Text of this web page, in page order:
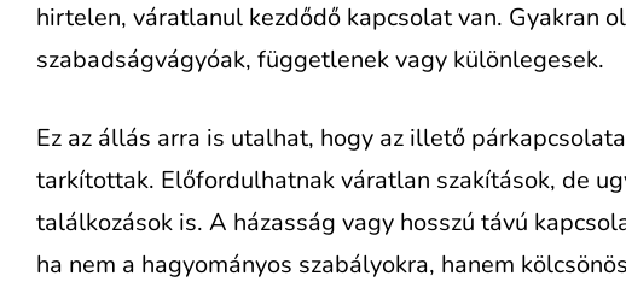
hirtelen, váratlanul kezdődő kapcsolat van. Gyakran
szabadságvágyóak, függetlenek vagy különlegesek.
Ez az állás arra is utalhat, hogy az illető
tarkítottak. Előfordulhatnak váratlan szakítások, de
találkozások is. A házasság vagy hosszú távú
ha nem a hagyományos szabályokra, hanem